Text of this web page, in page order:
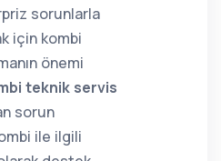
sorunlarla
için kombi
önemi
teknik servis
sorun
ile ilgili